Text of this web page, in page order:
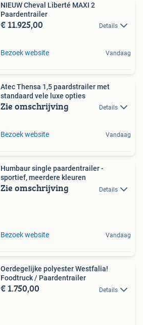
NIEUW Cheval Liberté MAXI 2
Paardentrailer
€ 11.925,00 Details
Bezoek website Vandaag
Atec Thensa 1,5 paardstrailer met
standaard vele luxe opties
Zie omschrijving Details
Bezoek website Vandaag
Humbaur single paardentrailer -
sportief, meerdere kleuren
Zie omschrijving Details
Bezoek website Vandaag
Oerdegelijke polyester Westfalia!
Foodtruck / Paardentrailer
€ 1.750,00 Details